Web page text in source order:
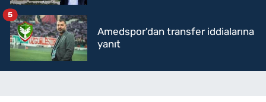
Amedspor’dan transfer iddialarına
yanıt
5